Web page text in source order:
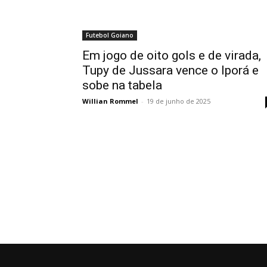
Futebol Goiano
Em jogo de oito gols e de virada,
Tupy de Jussara vence o Iporá e
sobe na tabela
Willian Rommel - 19 de junho de 2025